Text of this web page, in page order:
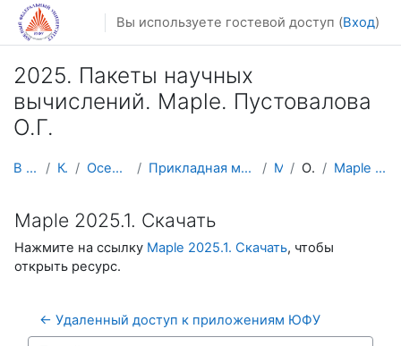
Перейти к основному содержанию
Вы используете гостевой доступ (Вход)
2025. Пакеты научных
вычислений. Maple. Пустовалова
О.Г.
В начало Курсы Осенний семестр Прикладная математика и информатика Maple Общее Maple 2025.1. Скачать
Maple 2025.1. Скачать
Нажмите на ссылку Maple 2025.1. Скачать, чтобы
открыть ресурс.
← Удаленный доступ к приложениям ЮФУ